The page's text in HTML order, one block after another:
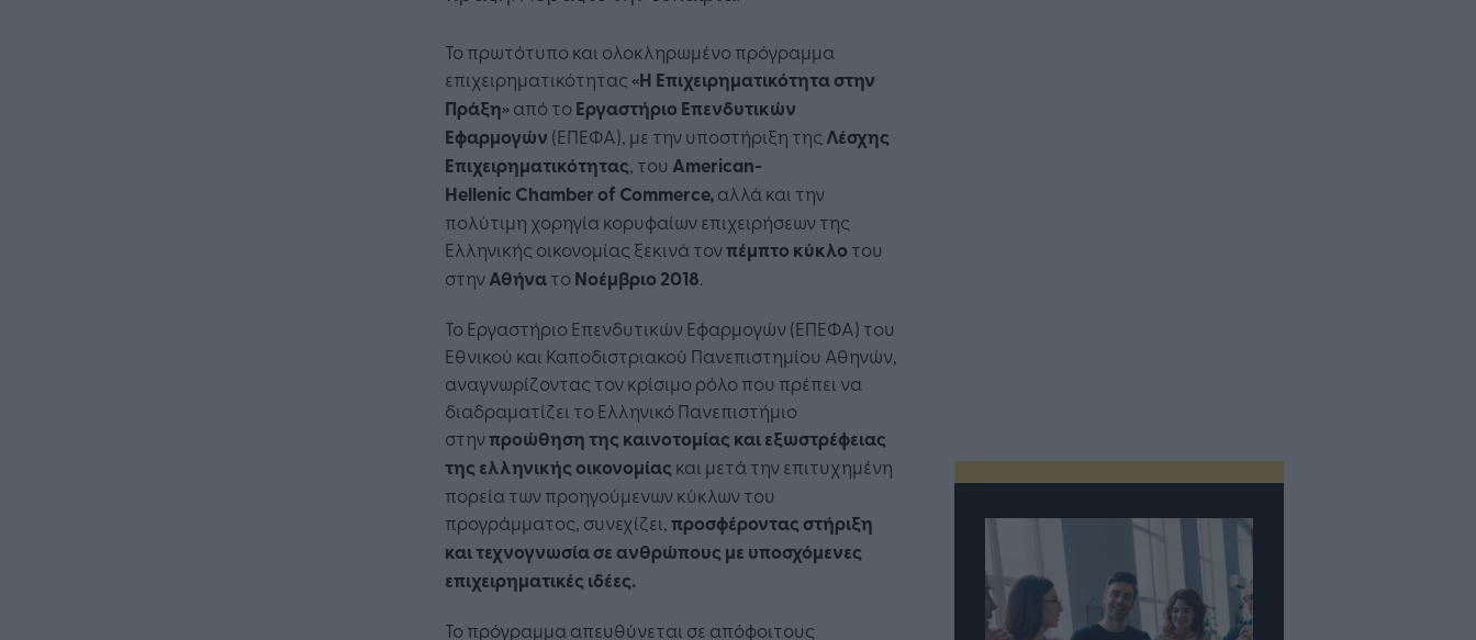
Το πρωτότυπο και ολοκληρωμένο πρόγραμμα
επιχειρηματικότητας «Η Επιχειρηματικότητα στην
Πράξη»από το Εργαστήριο Επενδυτικών
Εφαρμογών (ΕΠΕΦΑ), με την υποστήριξη της Λέσχης
Επιχειρηματικότητας, του American-
Hellenic Chamberof Commerce,αλλά και την
πολύτιμη χορηγία κορυφαίων επιχειρήσεων της
Ελληνικής οικονομίας ξεκινά τονπέμπτο κύκλο του
στηνΑθήνατο Νοέμβριο 2018.
Το Εργαστήριο Επενδυτικών Εφαρμογών (ΕΠΕΦΑ) του
Εθνικού και Καποδιστριακού Πανεπιστημίου Αθηνών,
αναγνωρίζοντας τον κρίσιμο ρόλο που πρέπει να
διαδραματίζει το Ελληνικό Πανεπιστήμιο
στηνπροώθηση της καινοτομίας και εξωστρέφειας
της ελληνικής οικονομίας και μετά την επιτυχημένη
πορεία των προηγούμενων κύκλων του
προγράμματος, συνεχίζει, προσφέροντας στήριξη
και τεχνογνωσία σε ανθρώπους με υποσχόμενες
επιχειρηματικές ιδέες.
Το πρόγραμμα απευθύνεται σε απόφοιτους